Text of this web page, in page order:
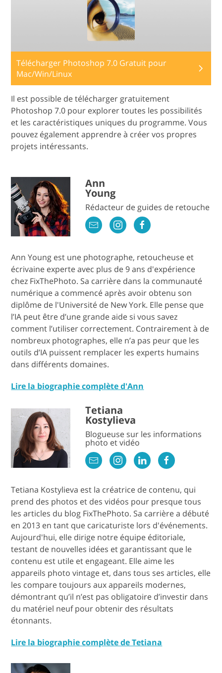
Télécharger Photoshop 7.0 Gratuit pour
Mac/Win/Linux
Il est possible de télécharger gratuitement
Photoshop 7.0 pour explorer toutes les possibilités
et les caractéristiques uniques du programme. Vous
pouvez également apprendre à créer vos propres
projets intéressants.
Ann
Young
Rédacteur de guides de retouche
Ann Young est une photographe, retoucheuse et
écrivaine experte avec plus de 9 ans d'expérience
chez FixThePhoto. Sa carrière dans la communauté
numérique a commencé après avoir obtenu son
diplôme de l'Université de New York. Elle pense que
l’IA peut être d’une grande aide si vous savez
comment l’utiliser correctement. Contrairement à de
nombreux photographes, elle n’a pas peur que les
outils d’IA puissent remplacer les experts humains
dans différents domaines.
Lire la biographie complète d'Ann
Tetiana
Kostylieva
Blogueuse sur les informations
photo et vidéo
Tetiana Kostylieva est la créatrice de contenu, qui
prend des photos et des vidéos pour presque tous
les articles du blog FixThePhoto. Sa carrière a débuté
en 2013 en tant que caricaturiste lors d'événements.
Aujourd'hui, elle dirige notre équipe éditoriale,
testant de nouvelles idées et garantissant que le
contenu est utile et engageant. Elle aime les
appareils photo vintage et, dans tous ses articles, elle
les compare toujours aux appareils modernes,
démontrant qu’il n’est pas obligatoire d’investir dans
du matériel neuf pour obtenir des résultats
étonnants.
Lire la biographie complète de Tetiana